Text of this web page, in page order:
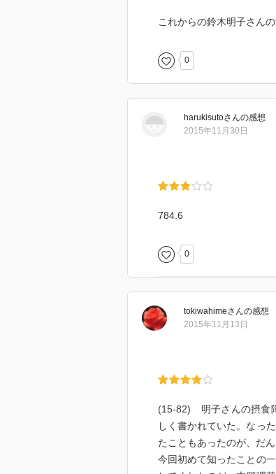
これからの鈴木明子さん
0
harukisutoさんの感想
2015年11月30日
784.6
0
tokiwahimeさんの感想
2015年11月13日
(15-82) 明子さんの摂食
しく書かれていた。なっ
たこともあったのが、だ
今回初めて知ったことの